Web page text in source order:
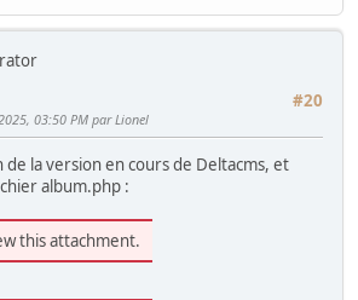
#20
03:50 PM par Lionel
de la version en cours de Deltacms, et
album.php :
this attachment.